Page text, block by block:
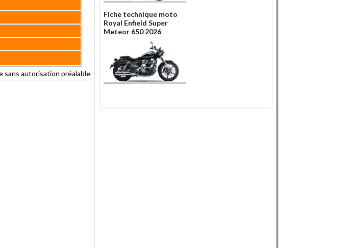
sans autorisation préalable
Fiche technique moto
Royal Enfield Super
Meteor 650 2026